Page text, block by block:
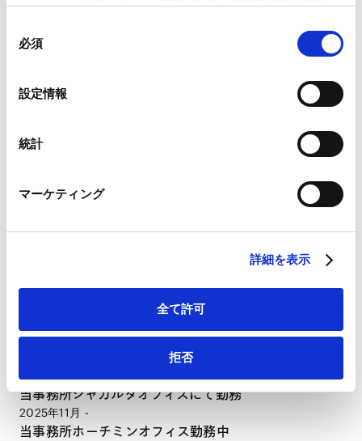
ことがあります。
Google Analytics利用規約（
Marketo
外部サイト）
LinkedIn プライバシーポリシー（
HubSpot プライバシーポリシー（外部サイト）
必須
設定情報
統計
マーケティング
詳細を表示
全て許可
拒否
自動車・造船・機械
2023年12月
最高裁判所司法研修所修了（76期）・当事務所入所
2025年5月 - 2025年11月
当事務所ジャカルタオフィスにて勤務
2025年11月 -
当事務所ホーチミンオフィス勤務中